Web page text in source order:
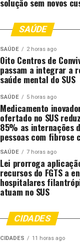
SAÚDE
SAÚDE 2 horas ago
Oito Centros de
passam a integrar a
saúde mental do SUS
SAÚDE 5 horas ago
Medicamento
ofertado no SUS
85% as internações
pessoas com fibrose
SAÚDE 7 horas ago
Lei prorroga
recursos do FGTS a
hospitalares
atuam no SUS
CIDADES
CIDADES 11 horas ago